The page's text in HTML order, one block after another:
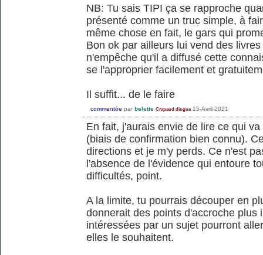
NB: Tu sais TIPI ça se rapproche
présenté comme un truc simple, à
même chose en fait, le gars qui
Bon ok par ailleurs lui vend des
n'empêche qu'il a diffusé cette
se l'approprier facilement et
Il suffit... de le faire
commentée par belette Crapaud dingue 15-Avril-2021
En fait, j'aurais envie de lire ce qui
(biais de confirmation bien connu).
directions et je m'y perds. Ce n'est
l'absence de l'évidence qui entoure
difficultés, point.
A la limite, tu pourrais découper en
donnerait des points d'accroche plus
intéressées par un sujet pourront
elles le souhaitent.